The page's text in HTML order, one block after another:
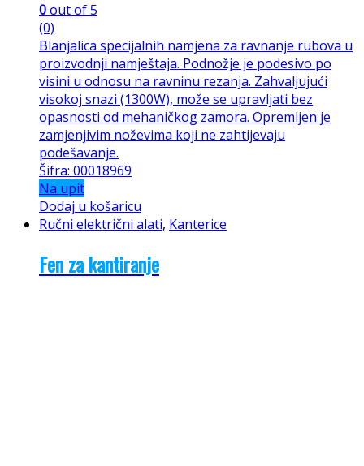
0out of 5
(0)
Blanjalica specijalnih namjena za ravnanje rubova u
proizvodnji namještaja. Podnožje je podesivo po
visini u odnosu na ravninu rezanja. Zahvaljujući
visokoj snazi (1300W), može se upravljati bez
opasnosti od mehaničkog zamora. Opremljen je
zamjenjivim noževima koji ne zahtijevaju
podešavanje.
Šifra: 00018969
Na upit
Dodaj u košaricu
Ručni električni alati, Kanterice
Fen za kantiranje